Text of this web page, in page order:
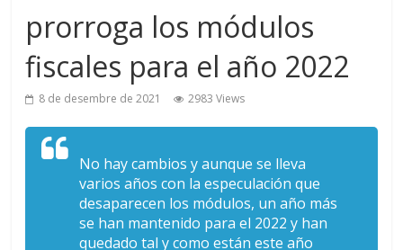
prorroga los módulos
fiscales para el año 2022
8 de desembre de 2021 2983 Views
No hay cambios y aunque se lleva
varios años con la especulación que
desaparecen los módulos, un año más
se han mantenido para el 2022 y han
quedado tal y como están este año